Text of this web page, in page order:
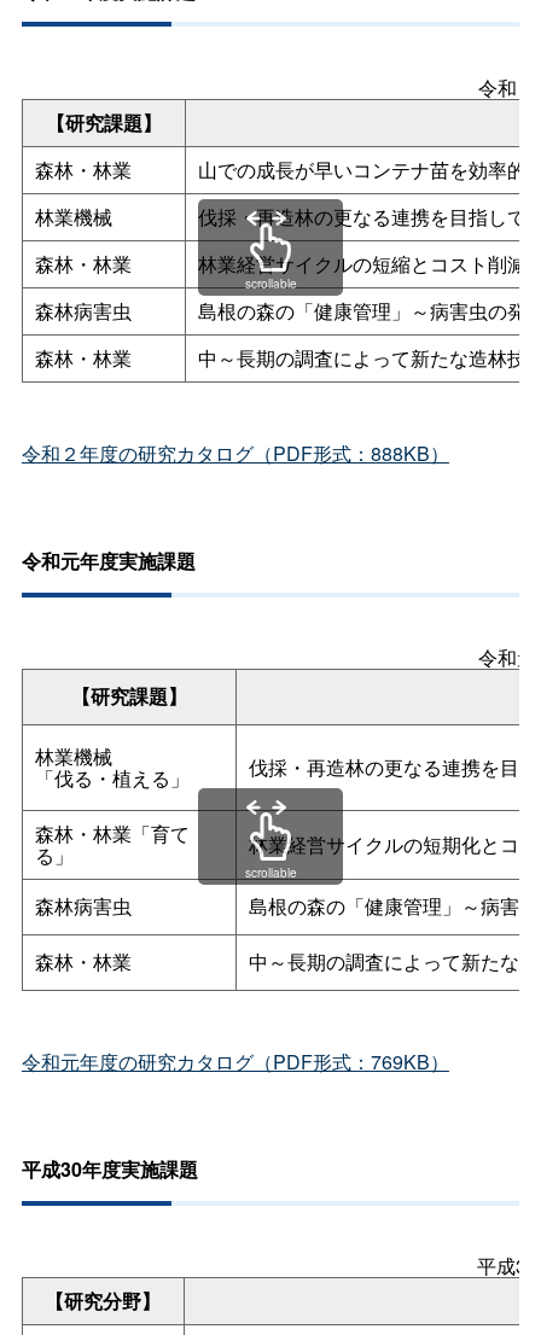
令和
【研究課題】
森林・林業
山での成長が早いコンテナ苗を効率的
林業機械
伐採・再造林の更なる連携を目指して
森林・林業
林業経営サイクルの短縮とコスト削減
森林病害虫
島根の森の「健康管理」～病害虫の発
森林・林業
中～長期の調査によって新たな造林技
scrollable
令和２年度の研究カタログ（PDF形式：888KB）
令和元年度実施課題
令和
【研究課題】
林業機械
「伐る・植える」 伐採・再造林の更なる連携を目
森林・林業「育て
る」 林業経営サイクルの短期化とコ
森林病害虫
島根の森の「健康管理」～病害
森林・林業
中～長期の調査によって新たな
scrollable
令和元年度の研究カタログ（PDF形式：769KB）
平成30年度実施課題
平成
【研究分野】